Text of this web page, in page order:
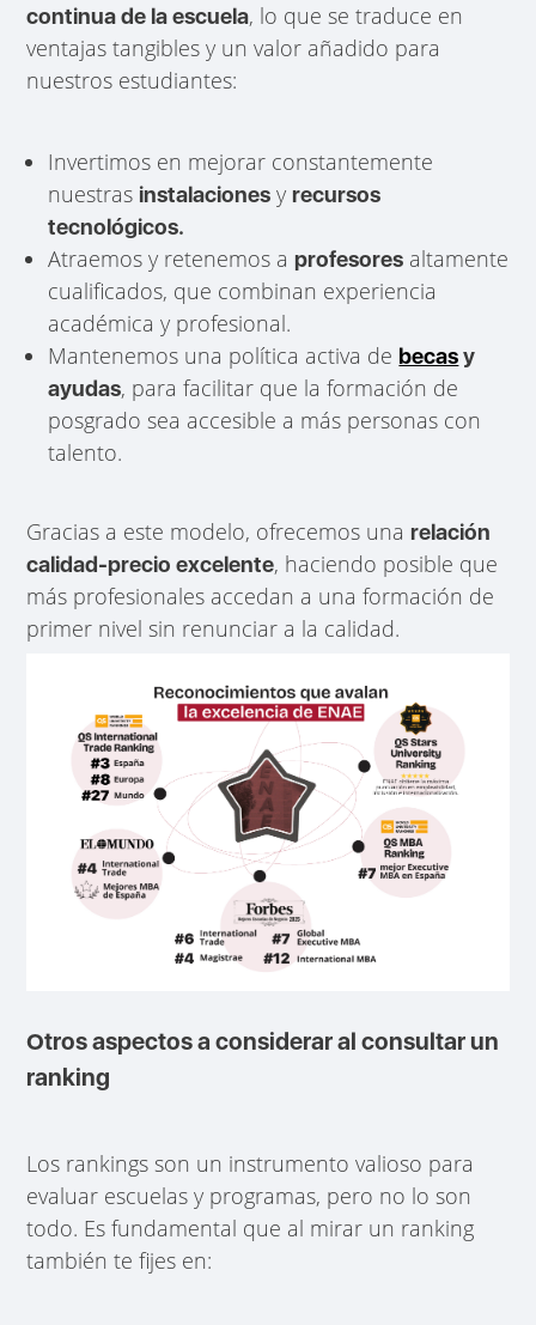
continua de la escuela, lo que se traduce en
ventajas tangibles y un valor añadido para
nuestros estudiantes:
Invertimos en mejorar constantemente
nuestras instalaciones yrecursos
tecnológicos.
Atraemos y retenemos aprofesores altamente
cualificados, que combinan experiencia
académica y profesional.
Mantenemos una política activa de becasy
ayudas, para facilitar que la formación de
posgrado sea accesible a más personas con
talento.
Gracias a este modelo, ofrecemos unarelación
calidad-precio excelente, haciendo posible que
más profesionales accedan a una formación de
primer nivel sin renunciar a la calidad.
Otros aspectos a considerar al consultar un
ranking
Los rankings son un instrumento valioso para
evaluar escuelas y programas, pero no lo son
todo. Es fundamental que al mirar un ranking
también te fijes en: